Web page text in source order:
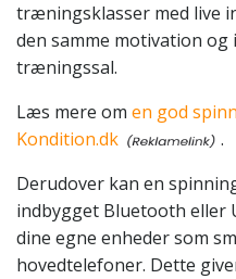
træningsklasser med live
den samme motivation
træningssal.
Læs mere om en god
Kondition.dk
.
Derudover kan en
indbygget Bluetooth eller
dine egne enheder som
hovedtelefoner. Dette